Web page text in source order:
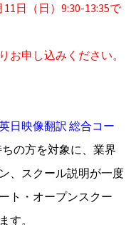
日（日）9:30-13:35で
お申し込みください。
英日映像翻訳 総合コー
の方を対象に、業界
、スクール説明が一度
ト・オープンスクー
す。